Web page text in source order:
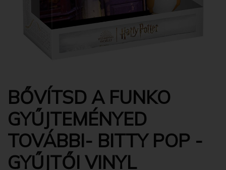
BŐVÍTSD A FUNKO
GYŰJTEMÉNYED
TOVÁBBI- BITTY POP -
GYŰJTŐI VINYL